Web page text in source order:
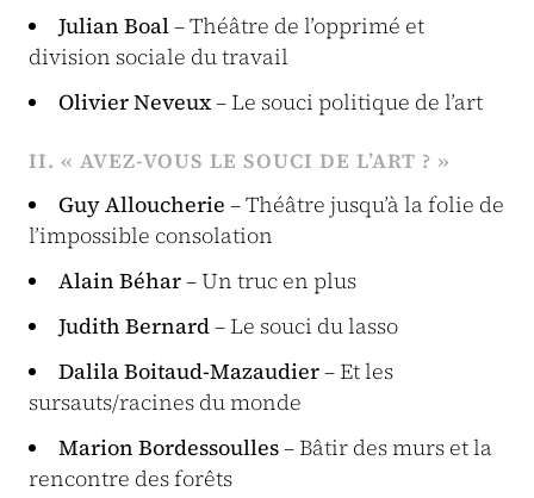
Julian Boal– Théâtre de l’opprimé et
division sociale du travail
Olivier Neveux– Le souci politique de l’art
II. « AVEZ-VOUS LE SOUCI DE L’ART ? »
Guy Alloucherie – Théâtre jusqu’à la folie de
l’impossible consolation
Alain Béhar– Un truc en plus
Judith Bernard– Le souci du lasso
Dalila Boitaud-Mazaudier– Et les
sursauts/racines du monde
Marion Bordessoulles– Bâtir des murs et la
rencontre des forêts